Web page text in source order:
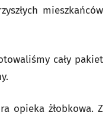
mieszkańców
cały pakiet
opieka żłobkowa. Z